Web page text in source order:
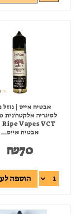
אבטיח אייס | נוזל
אבטיח אייס...
₪70
הוספה